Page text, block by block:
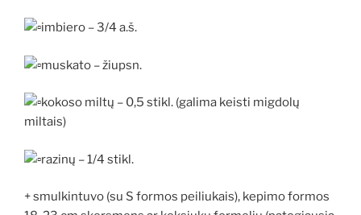
imbiero – 3/4 a.š.
muskato – žiupsn.
kokoso miltų – 0,5 stikl. (galima keisti migdolų
miltais)
razinų – 1/4 stikl.
+ smulkintuvo (su S formos peiliukais), kepimo formos